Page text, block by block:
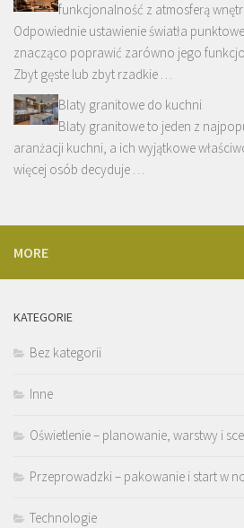
funkcjonalność z atmosferą
Odpowiednie ustawienie światła
znacząco poprawić zarówno jego
Zbyt gęste lub zbyt rzadkie …
Blaty granitowe do kuchni
Blaty granitowe to jeden z
aranżacji kuchni, a ich wyjątkowe
więcej osób decyduje …
MORE
KATEGORIE
Bez kategorii
Inne
Oświetlenie – planowanie, warstwy i
Przeprowadzki – pakowanie i start w
Technologie